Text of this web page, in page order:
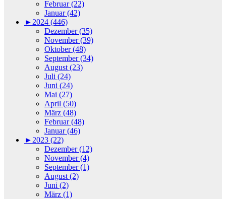
Februar (22)
Januar (42)
► 2024 (446)
Dezember (35)
November (39)
Oktober (48)
September (34)
August (23)
Juli (24)
Juni (24)
Mai (27)
April (50)
März (48)
Februar (48)
Januar (46)
► 2023 (22)
Dezember (12)
November (4)
September (1)
August (2)
Juni (2)
März (1)